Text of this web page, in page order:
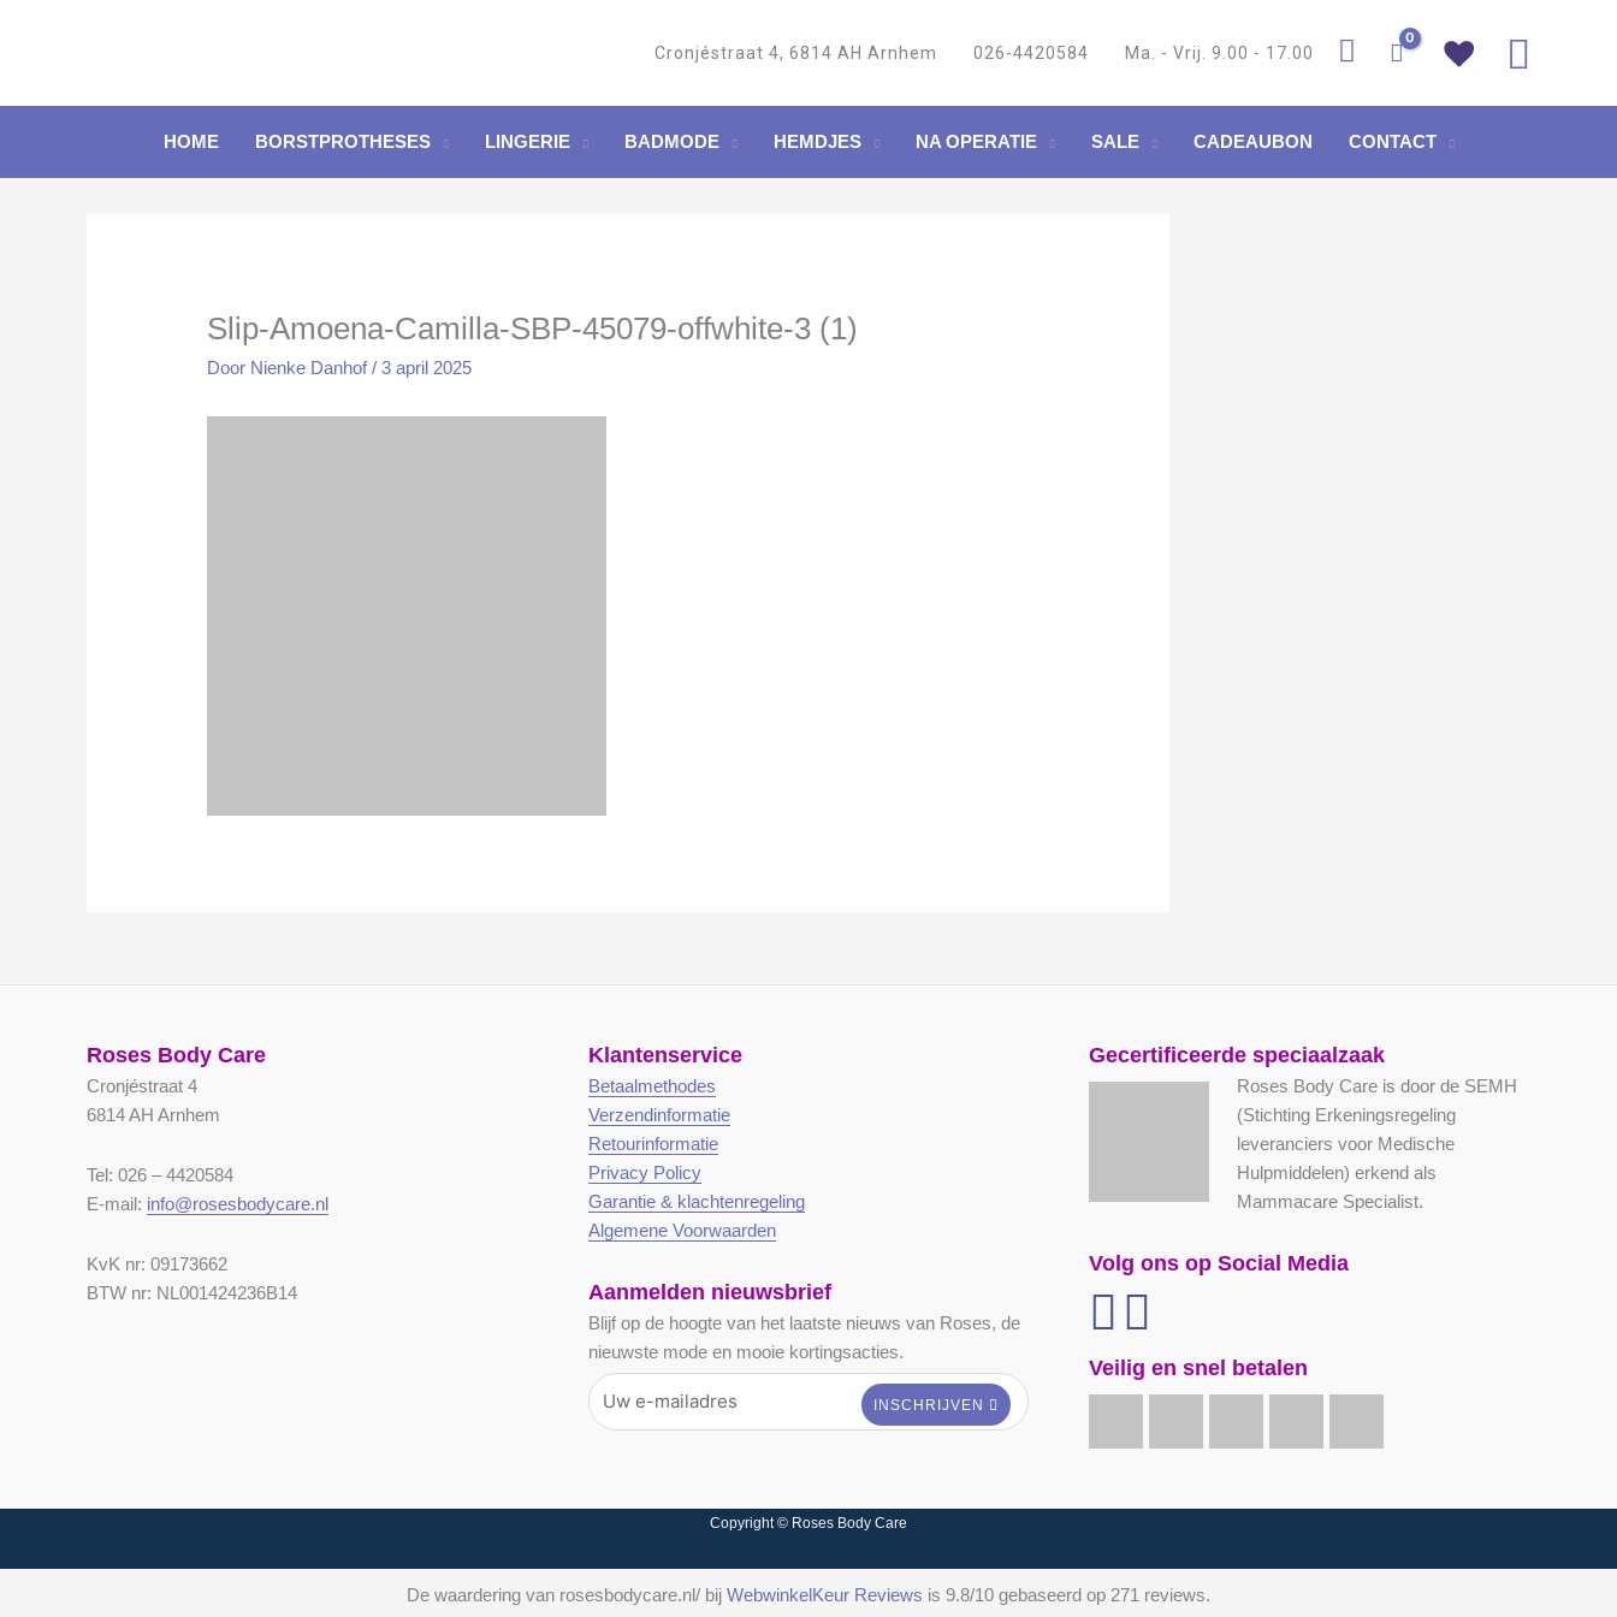
Cronjéstraat 4, 6814 AH Arnhem 026-4420584 Ma. - Vrij. 9.00 - 17.00
HOME BORSTPROTHESES LINGERIE BADMODE HEMDJES NA OPERATIE SALE CADEAUBON CONTACT
Slip-Amoena-Camilla-SBP-45079-offwhite-3 (1)
Door Nienke Danhof/3 april 2025
Roses Body Care
Cronjéstraat 4
6814 AH Arnhem
Tel: 026 – 4420584
E-mail: info@rosesbodycare.nl
KvK nr: 09173662
BTW nr: NL001424236B14
Klantenservice
Betaalmethodes
Verzendinformatie
Retourinformatie
Privacy Policy
Garantie & klachtenregeling
Algemene Voorwaarden
Aanmelden nieuwsbrief
Blijf op de hoogte van het laatste nieuws van Roses, de
nieuwste mode en mooie kortingsacties.
Gecertificeerde speciaalzaak
Roses Body Care is door de SEMH
(Stichting Erkeningsregeling
leveranciers voor Medische
Hulpmiddelen) erkend als
Mammacare Specialist.
Volg ons op Social Media
Veilig en snel betalen
Copyright © Roses Body Care
De waardering van rosesbodycare.nl/ bij WebwinkelKeur Reviews is 9.8/10 gebaseerd op 271 reviews.